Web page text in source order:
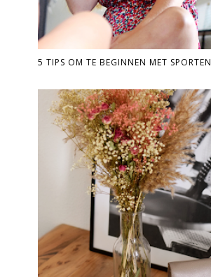
5 TIPS OM TE BEGINNEN MET SPORTEN